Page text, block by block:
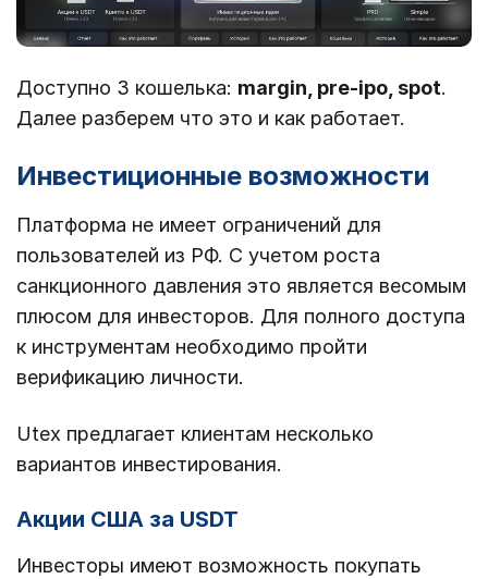
Доступно 3 кошелька: margin, pre-ipo, spot.
Далее разберем что это и как работает.
Инвестиционные возможности
Платформа не имеет ограничений для
пользователей из РФ. С учетом роста
санкционного давления это является весомым
плюсом для инвесторов. Для полного доступа
к инструментам необходимо пройти
верификацию личности.
Utex предлагает клиентам несколько
вариантов инвестирования.
Акции США за USDT
Инвесторы имеют возможность покупать